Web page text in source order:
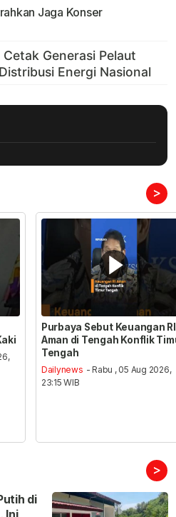
Jaga Konser
>
Purbaya Sebut Keuangan RI
Aman di Tengah Konflik
Tengah
Dailynews - Rabu , 05 Aug 2026,
23:15 WIB
>
di